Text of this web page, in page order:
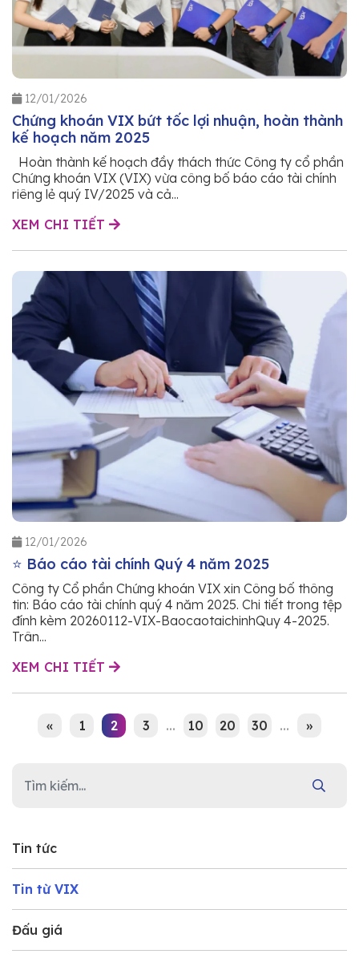
Tin tức
Tin từ VIX
Đấu giá
12/01/2026
Chứng khoán VIX bứt tốc lợi nhuận, hoàn thành
kế hoạch năm 2025
Hoàn thành kế hoạch đầy thách thức Công ty cổ phần
Chứng khoán VIX (VIX) vừa công bố báo cáo tài chính
riêng lẻ quý IV/2025 và cả...
XEM CHI TIẾT
12/01/2026
⭐ Báo cáo tài chính Quý 4 năm 2025
Công ty Cổ phần Chứng khoán VIX xin Công bố thông
tin: Báo cáo tài chính quý 4 năm 2025. Chi tiết trong tệp
đính kèm 20260112-VIX-BaocaotaichinhQuy 4-2025.
Trân...
XEM CHI TIẾT
« 1 2 3 ... 10 20 30 ... »